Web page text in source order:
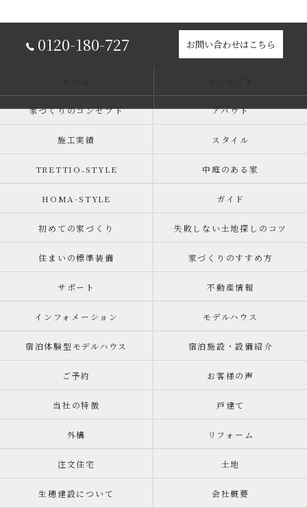
0120-180-727 お問い合わせはこちら
家づくりのコンセプト アバウト
施工実績 スタイル
TRETTIO₋STYLE 中庭のある家
HOMA-STYLE ガイド
初めての家づくり 失敗しない土地探しのコツ
住まいの標準装備 家づくりのすすめ方
サポート 不動産情報
インフォメーション モデルハウス
宿泊体験型モデルハウス 宿泊施設・設備紹介
ご予約 お客様の声
当社の特徴 戸建て
外構 リフォーム
注文住宅 土地
生穂建設について 会社概要